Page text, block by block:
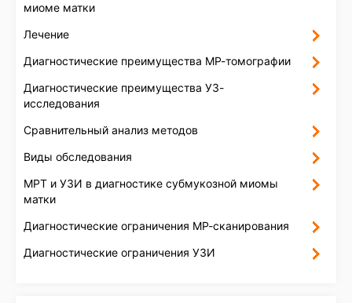
миоме матки
Лечение
Диагностические преимущества МР-томографии
Диагностические преимущества УЗ-
исследования
Сравнительный анализ методов
Виды обследования
МРТ и УЗИ в диагностике субмукозной миомы
матки
Диагностические ограничения МР-сканирования
Диагностические ограничения УЗИ